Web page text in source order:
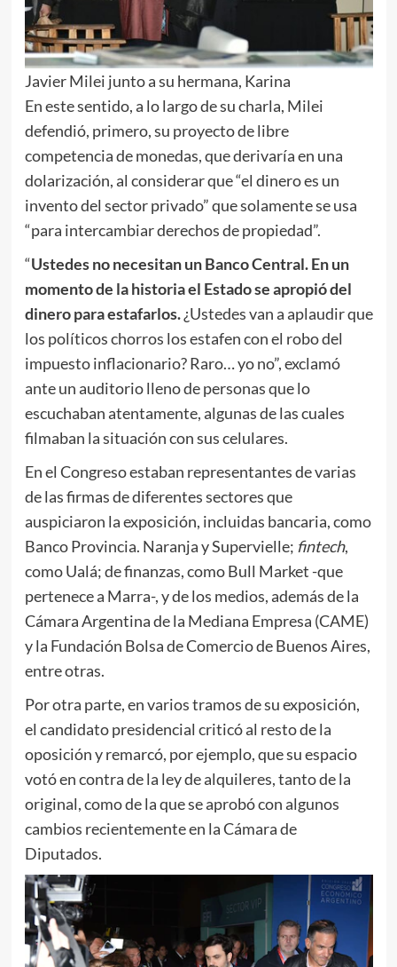
Javier Milei junto a su hermana, Karina
En este sentido, a lo largo de su charla, Milei
defendió, primero, su proyecto de libre
competencia de monedas, que derivaría en una
dolarización, al considerar que “el dinero es un
invento del sector privado” que solamente se usa
“para intercambiar derechos de propiedad”.
“Ustedes no necesitan un Banco Central. En un
momento de la historia el Estado se apropió del
dinero para estafarlos.¿Ustedes van a aplaudir que
los políticos chorros los estafen con el robo del
impuesto inflacionario? Raro… yo no”, exclamó
ante un auditorio lleno de personas que lo
escuchaban atentamente, algunas de las cuales
filmaban la situación con sus celulares.
En el Congreso estaban representantes de varias
de las firmas de diferentes sectores que
auspiciaron la exposición, incluidas bancaria, como
Banco Provincia. Naranja y Supervielle; fintech,
como Ualá; de finanzas, como Bull Market -que
pertenece a Marra-, y de los medios, además de la
Cámara Argentina de la Mediana Empresa (CAME)
y la Fundación Bolsa de Comercio de Buenos Aires,
entre otras.
Por otra parte, en varios tramos de su exposición,
el candidato presidencial criticó al resto de la
oposición y remarcó, por ejemplo, que su espacio
votó en contra de la ley de alquileres, tanto de la
original, como de la que se aprobó con algunos
cambios recientemente en la Cámara de
Diputados.